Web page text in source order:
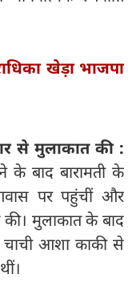
खेड़ा भाजपा
से मुलाकात की :
के बाद बारामती के
पर पहुंचीं और
मुलाकात के बाद
चाची आशा काकी से